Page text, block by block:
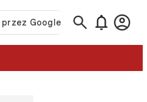
  